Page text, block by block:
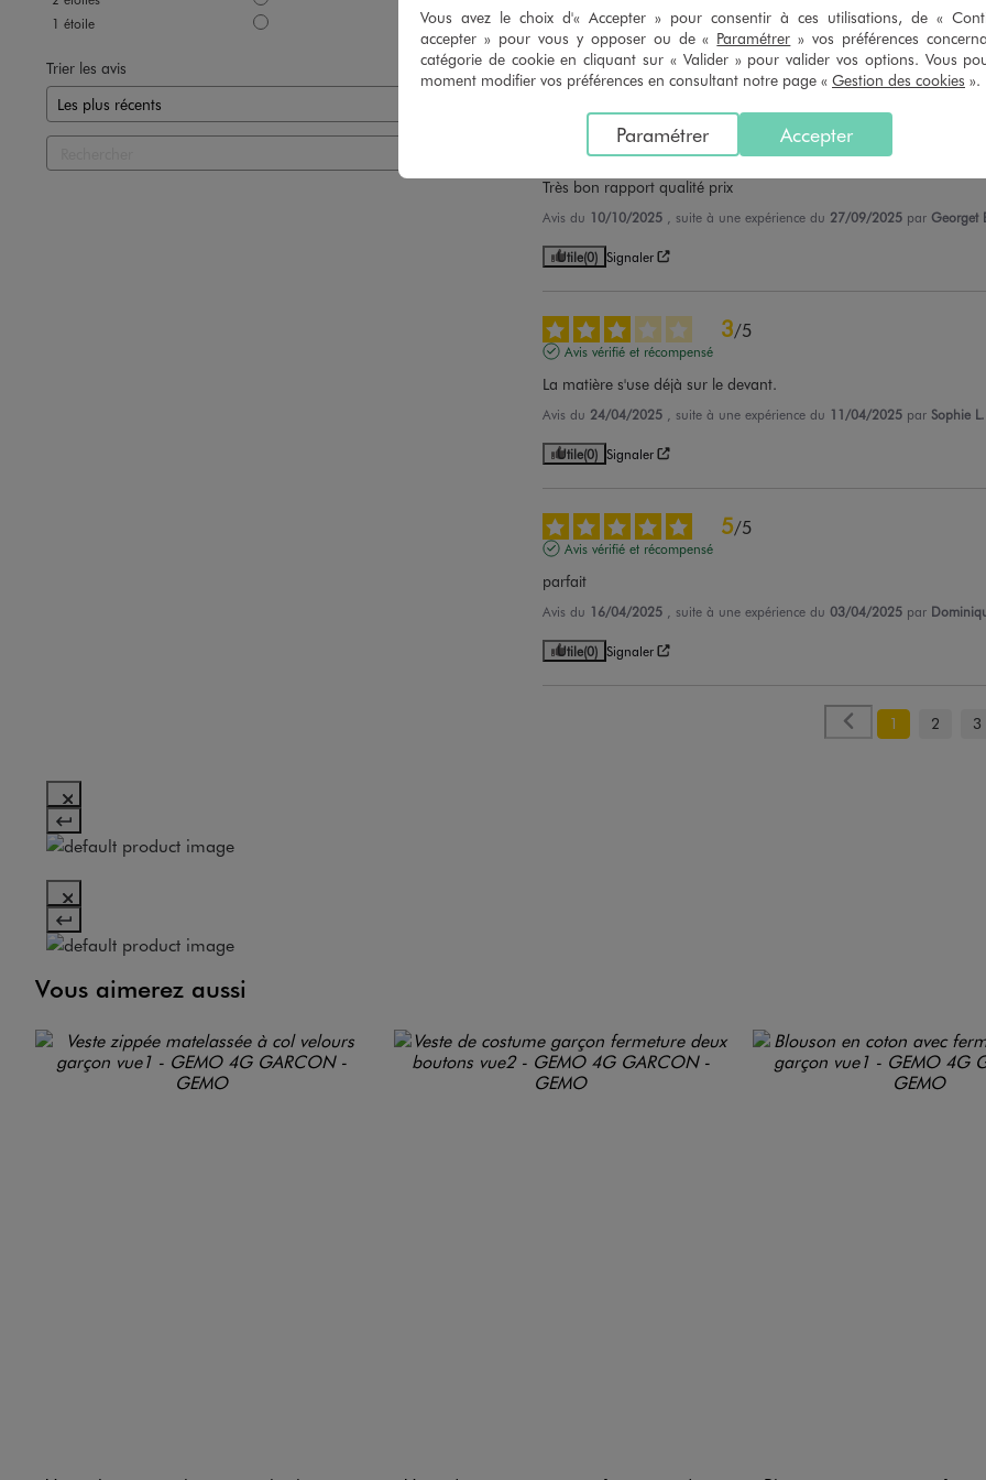
1 étoile 0
Trier les avis
Avis du18/01/2026 , suite à une expérience du24/12/2025 par F.M.
Utile (0) Signaler
Avis vérifié et récompensé
Très bon rapport qualité prix
Avis du 10/10/2025 , suite à une expérience du 27/09/2025 par Georget
Utile(0) Signaler
3/5
Avis vérifié et récompensé
La matière s'use déjà sur le devant.
Avis du 24/04/2025 , suite à une expérience du 11/04/2025 par Sophie L.
Utile(0) Signaler
5/5
Avis vérifié et récompensé
parfait
Avis du 16/04/2025 , suite à une expérience du 03/04/2025 par
Utile(0) Signaler
1 2 3
Vous aimerez aussi
Vous avez le choix d'« Accepter » pour consentir à ces utilisations, de «
accepter » pour vous y opposer ou de « Paramétrer » vos préférences
catégorie de cookie en cliquant sur « Valider » pour valider vos options. Vous
moment modifier vos préférences en consultant notre page « Gestion des cookies ».
Accepter
Paramétrer